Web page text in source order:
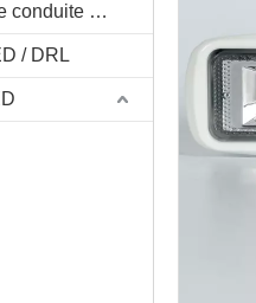
Barre lumineuse de conduite menée
/ DRL